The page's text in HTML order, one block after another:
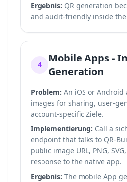
Ergebnis: QR generation
and audit-friendly inside
4
Mobile Apps -
Generation
Problem: An iOS or Android
images for sharing, user-
account-specific Ziele.
Implementierung: Call a
endpoint that talks to QR-
public image URL, PNG,
response to the native app.
Ergebnis: The mobile App